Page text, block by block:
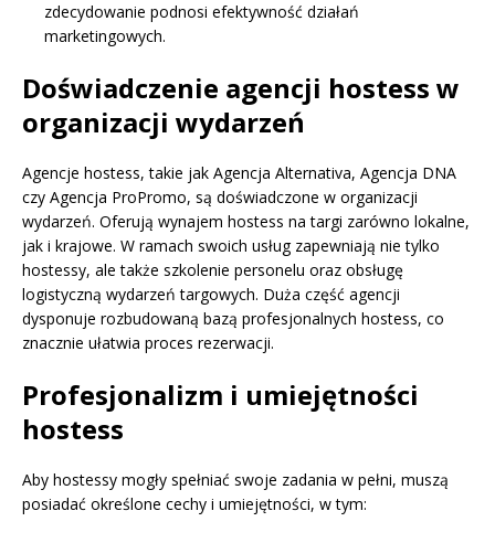
zdecydowanie podnosi efektywność działań
marketingowych.
Doświadczenie agencji hostess w
organizacji wydarzeń
Agencje hostess, takie jak Agencja Alternativa, Agencja DNA
czy Agencja ProPromo, są doświadczone w organizacji
wydarzeń. Oferują wynajem hostess na targi zarówno lokalne,
jak i krajowe. W ramach swoich usług zapewniają nie tylko
hostessy, ale także szkolenie personelu oraz obsługę
logistyczną wydarzeń targowych. Duża część agencji
dysponuje rozbudowaną bazą profesjonalnych hostess, co
znacznie ułatwia proces rezerwacji.
Profesjonalizm i umiejętności
hostess
Aby hostessy mogły spełniać swoje zadania w pełni, muszą
posiadać określone cechy i umiejętności, w tym: